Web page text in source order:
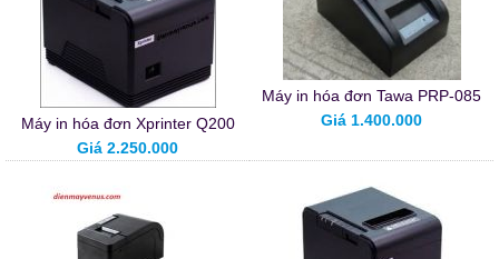
Máy in hóa đơn Xprinter Q200
Giá 2.250.000
Máy in hóa đơn Tawa PRP-085
Giá 1.400.000